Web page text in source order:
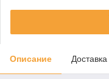
Описание Доставка